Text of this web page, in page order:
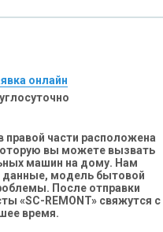
онлайн
правой части расположена
вы можете вызвать
машин на дому. Нам
модель бытовой
После отправки
«SC-REMONT» свяжутся с
время.